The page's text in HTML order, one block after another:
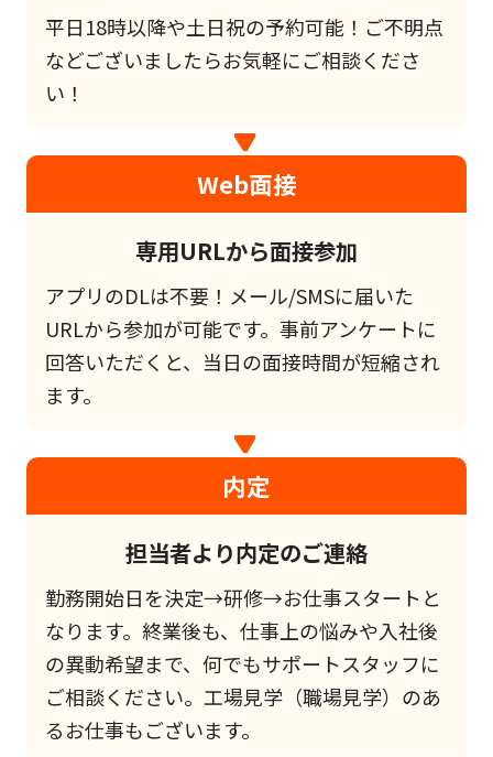
平日18時以降や土日祝の予約可能！ご不明点
などございましたらお気軽にご相談くださ
い！
Web面接
専用URLから面接参加
アプリのDLは不要！メール/SMSに届いた
URLから参加が可能です。事前アンケートに
回答いただくと、当日の面接時間が短縮され
ます。
内定
担当者より内定のご連絡
勤務開始日を決定→研修→お仕事スタートと
なります。終業後も、仕事上の悩みや入社後
の異動希望まで、何でもサポートスタッフに
ご相談ください。工場見学（職場見学）のあ
るお仕事もございます。